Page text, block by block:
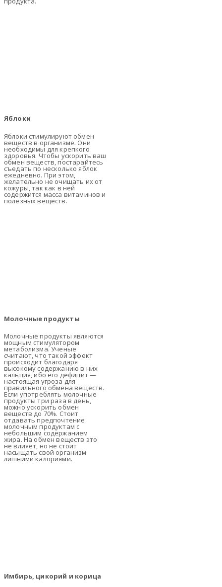
Яблоки
Яблоки стимулируют обмен
веществ в организме. Они
необходимы для крепкого
здоровья. Чтобы ускорить ваш
обмен веществ, постарайтесь
съедать по несколько яблок
ежедневно. При этом,
желательно не очищать их от
кожуры, так как в ней
содержится масса витаминов и
полезных веществ.
Молочные продукты
Молочные продукты являются
мощным стимулятором
метаболизма. Ученые
считают, что такой эффект
происходит благодаря
высокому содержанию в них
кальция, ибо его дефицит —
настоящая угроза для
правильного обмена веществ.
Если употреблять молочные
продукты три раза в день,
можно ускорить обмен
веществ до 70%. Стоит
отдавать предпочтение
молочным продуктам с
небольшим содержанием
жира. На обмен веществ это
не влияет, но не стоит
насыщать свой организм
лишними калориями.
Имбирь, цикорий и корица